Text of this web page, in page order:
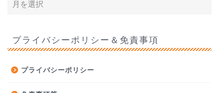
プライバシーポリシー＆免責事項
プライバシーポリシー